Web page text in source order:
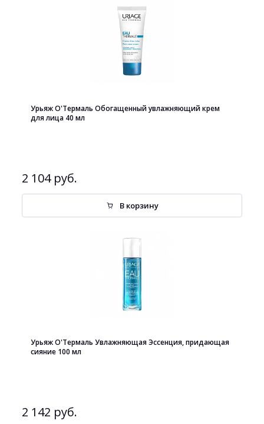
Урьяж О'Термаль Обогащенный увлажняющий крем
для лица 40 мл
2 104 руб.
В корзину
Урьяж О'Термаль Увлажняющая Эссенция, придающая
сияние 100 мл
2 142 руб.